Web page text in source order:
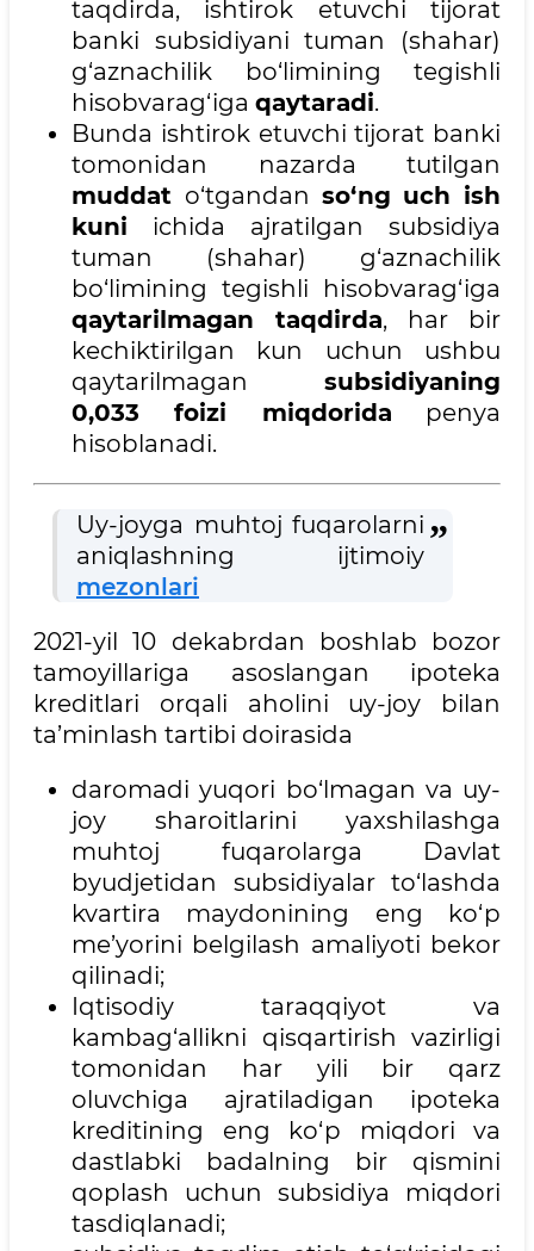
taqdirda, ishtirok etuvchi tijorat
banki subsidiyani tuman (shahar)
g‘aznachilik bo‘limining tegishli
hisobvarag‘iga qaytaradi.
Bunda ishtirok etuvchi tijorat banki
tomonidan nazarda tutilgan
muddat o‘tgandan so‘ng uch ish
kuni ichida ajratilgan subsidiya
tuman (shahar) g‘aznachilik
bo‘limining tegishli hisobvarag‘iga
qaytarilmagan taqdirda, har bir
kechiktirilgan kun uchun ushbu
qaytarilmagan subsidiyaning
0,033 foizi miqdorida penya
hisoblanadi.
Uy-joyga muhtoj fuqarolarni
aniqlashning ijtimoiy
mezonlari
2021-yil 10 dekabrdan boshlab bozor
tamoyillariga asoslangan ipoteka
kreditlari orqali aholini uy-joy bilan
ta’minlash tartibi doirasida
daromadi yuqori bo‘lmagan va uy-
joy sharoitlarini yaxshilashga
muhtoj fuqarolarga Davlat
byudjetidan subsidiyalar to‘lashda
kvartira maydonining eng ko‘p
me’yorini belgilash amaliyoti bekor
qilinadi;
Iqtisodiy taraqqiyot va
kambag‘allikni qisqartirish vazirligi
tomonidan har yili bir qarz
oluvchiga ajratiladigan ipoteka
kreditining eng ko‘p miqdori va
dastlabki badalning bir qismini
qoplash uchun subsidiya miqdori
tasdiqlanadi;